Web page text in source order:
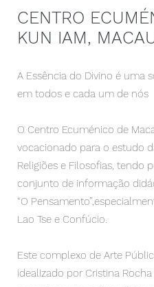
CENTRO
KUN IAM,
A Essência do Divino é uma
em todos e cada um de nós
O Centro Ecuménico de
vocacionado para o estudo
Religiões e Filosofias, tendo
conjunto de informação
“O
Lao Tse e Confúcio.
Este complexo de Arte
idealizado por Cristina Rocha